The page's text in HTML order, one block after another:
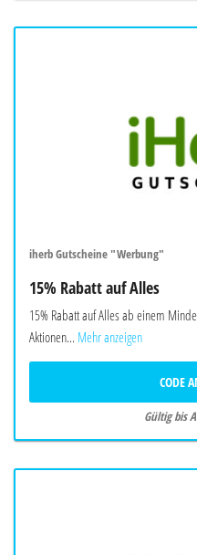
iherb Gutscheine "Werbung"
15% Rabatt auf Alles
15% Rabatt auf Alles ab einem
Aktionen... Mehr anzeigen
CODE
Gültig bis